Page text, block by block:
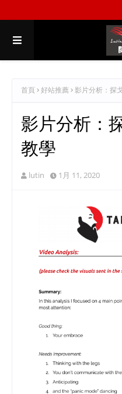
首頁 好站推薦 影片分析：探
影片分析：
教學
lutin 1月 11, 2020